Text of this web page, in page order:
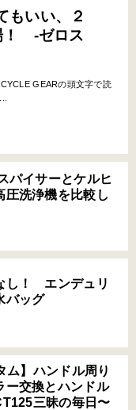
もいい、２
！ -ゼロス
GEARの頭文字で読
パイサーとケルヒ
圧洗浄機を比較し
し！ エンデュリ
バッグ
ム】ハンドル周り
ー交換とハンドル
三昧の毎日〜